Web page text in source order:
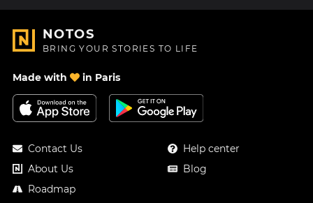
NOTOS
BRING YOUR STORIES TO LIFE
Made with in Paris
Contact Us
About Us
Roadmap
Help center
Blog